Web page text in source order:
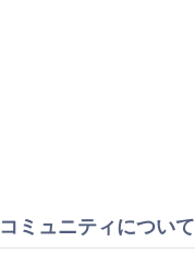
コミュニティについて